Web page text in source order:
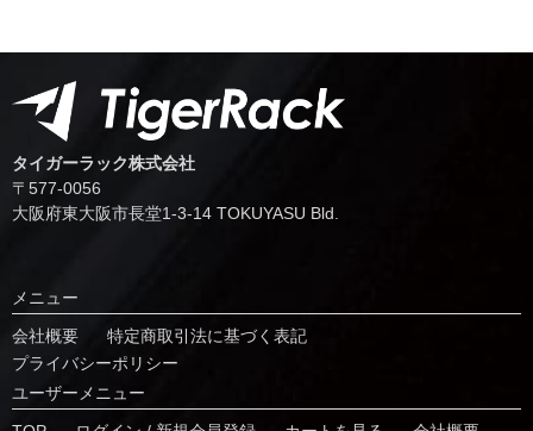
タイガーラック株式会社
〒577-0056
⼤阪府東⼤阪市⻑堂1-3-14 TOKUYASU Bld.
メニュー
会社概要
特定商取引法に基づく表記
プライバシーポリシー
ユーザーメニュー